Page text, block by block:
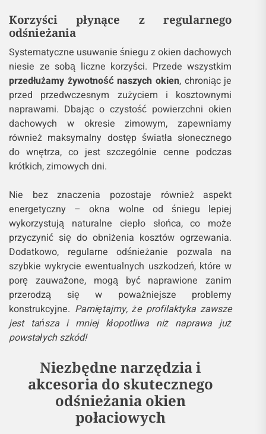
Korzyści płynące z regularnego
odśnieżania
Systematyczne usuwanie śniegu z okien dachowych
niesie ze sobą liczne korzyści. Przede wszystkim
przedłużamy żywotność naszych okien, chroniąc je
przed przedwczesnym zużyciem i kosztownymi
naprawami. Dbając o czystość powierzchni okien
dachowych w okresie zimowym, zapewniamy
również maksymalny dostęp światła słonecznego
do wnętrza, co jest szczególnie cenne podczas
krótkich, zimowych dni.
Nie bez znaczenia pozostaje również aspekt
energetyczny – okna wolne od śniegu lepiej
wykorzystują naturalne ciepło słońca, co może
przyczynić się do obniżenia kosztów ogrzewania.
Dodatkowo, regularne odśnieżanie pozwala na
szybkie wykrycie ewentualnych uszkodzeń, które w
porę zauważone, mogą być naprawione zanim
przerodzą się w poważniejsze problemy
konstrukcyjne. Pamiętajmy, że profilaktyka zawsze
jest tańsza i mniej kłopotliwa niż naprawa już
powstałych szkód!
Niezbędne narzędzia i
akcesoria do skutecznego
odśnieżania okien
połaciowych